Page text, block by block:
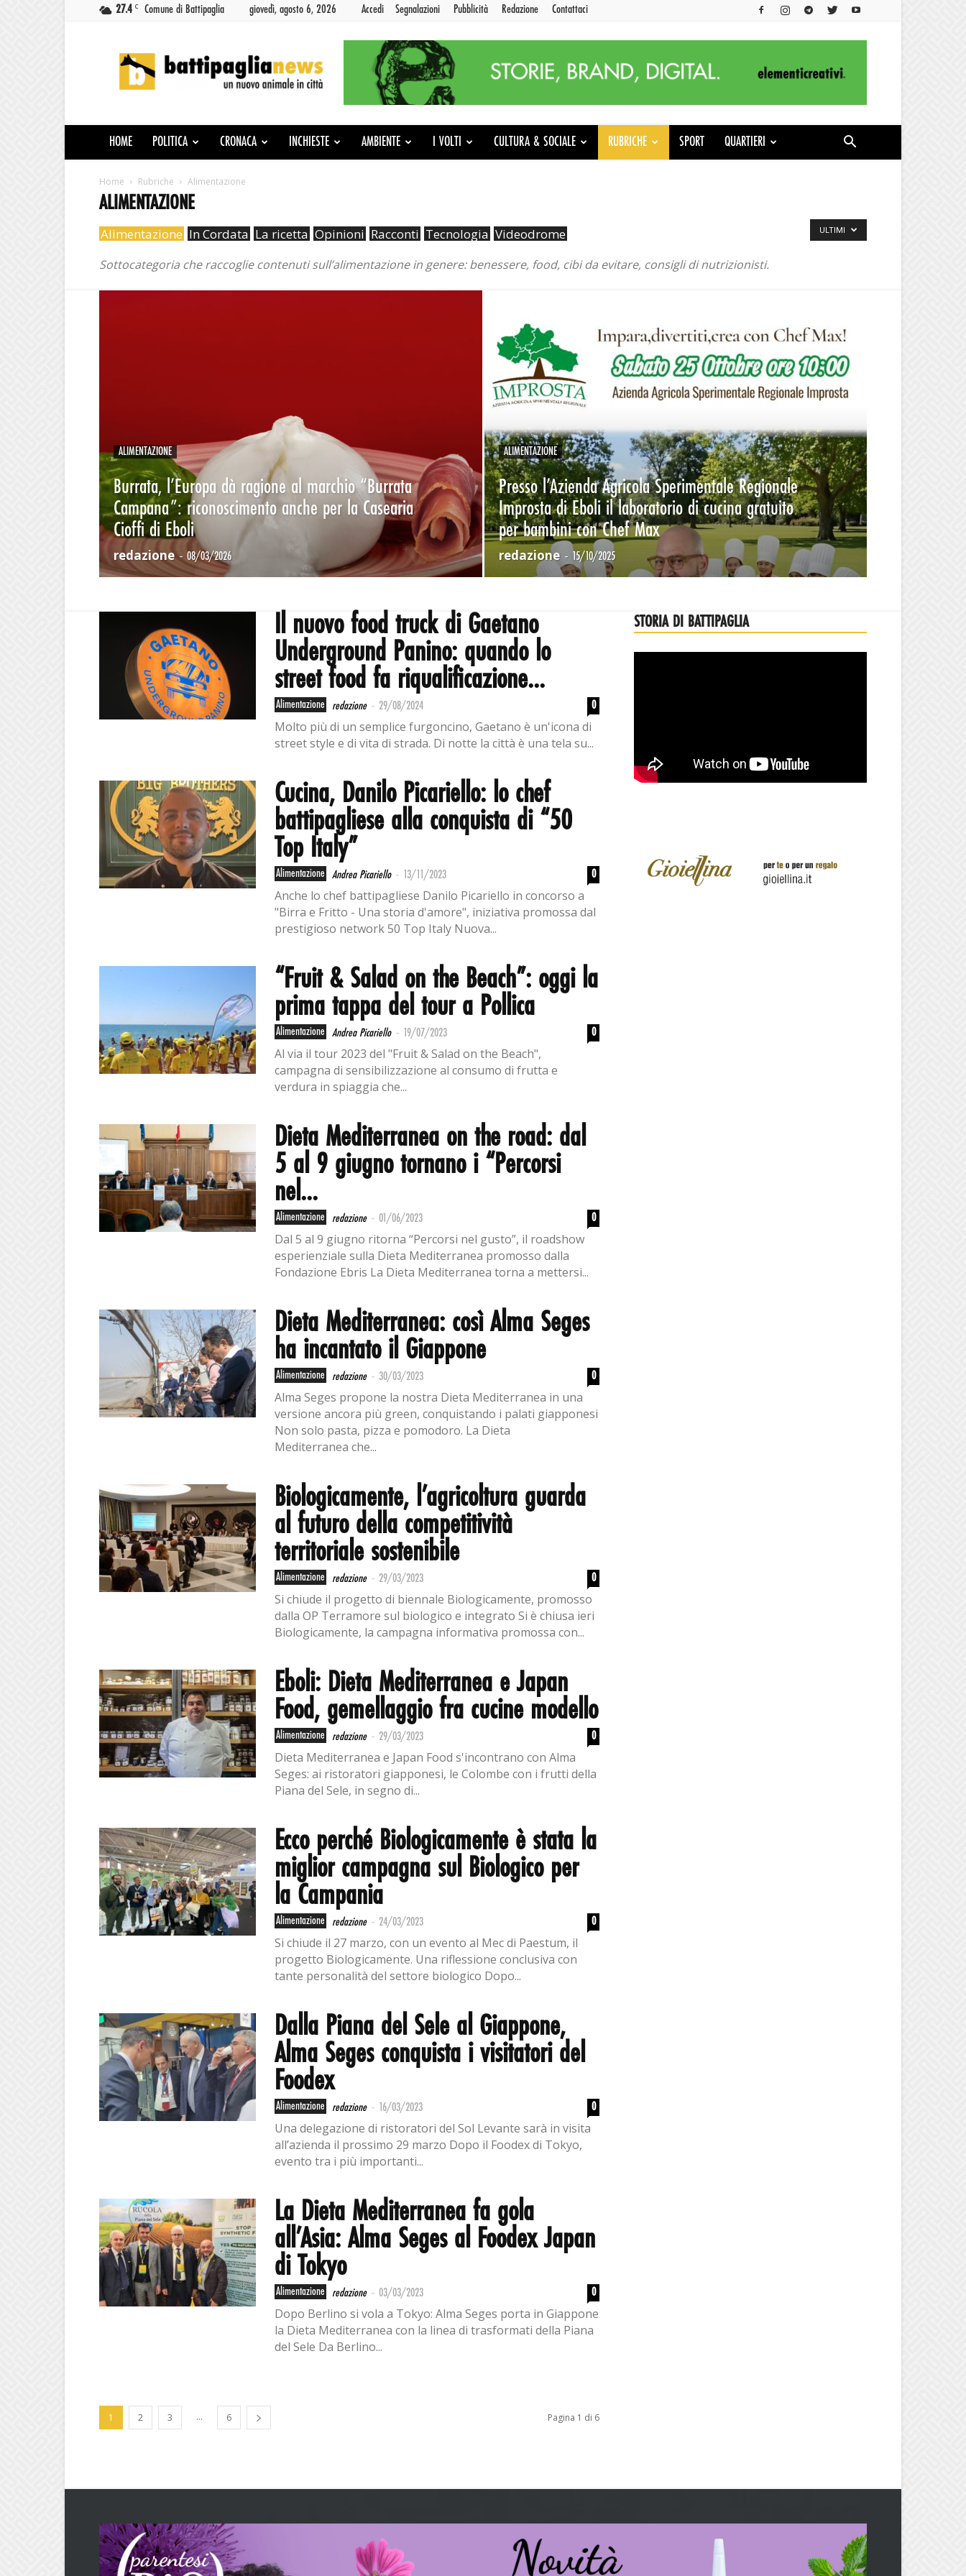
27.4 C Comune di Battipaglia giovedì, agosto 6, 2026 Accedi Segnalazioni Pubblicità Redazione Contattaci
News
HOME POLITICA CRONACA INCHIESTE AMBIENTE I VOLTI CULTURA & SOCIALE RUBRICHE SPORT QUARTIERI
Home Rubriche Alimentazione
ALIMENTAZIONE
Alimentazione In Cordata La ricetta Opinioni Racconti Tecnologia Videodrome
Sottocategoria che raccoglie contenuti sull’alimentazione in genere: benessere, food, cibi da evitare, consigli di nutrizionisti.
ULTIMI
ALIMENTAZIONE
Burrata, l’Europa dà ragione al marchio “Burrata
Campana”: riconoscimento anche per la Casearia
Cioffi di Eboli
redazione - 08/03/2026
ALIMENTAZIONE
Presso l’Azienda Agricola Sperimentale Regionale
Improsta di Eboli il laboratorio di cucina gratuito
per bambini con Chef Max
redazione - 15/10/2025
Il nuovo food truck di Gaetano
Underground Panino: quando lo
street food fa riqualificazione...
Alimentazione redazione - 29/08/2024 0
Molto più di un semplice furgoncino, Gaetano è un'icona di
street style e di vita di strada. Di notte la città è una tela su...
Cucina, Danilo Picariello: lo chef
battipagliese alla conquista di “50
Top Italy”
Alimentazione Andrea Picariello - 13/11/2023 0
Anche lo chef battipagliese Danilo Picariello in concorso a
"Birra e Fritto - Una storia d'amore", iniziativa promossa dal
prestigioso network 50 Top Italy Nuova...
“Fruit & Salad on the Beach”: oggi la
prima tappa del tour a Pollica
Alimentazione Andrea Picariello - 19/07/2023 0
Al via il tour 2023 del "Fruit & Salad on the Beach",
campagna di sensibilizzazione al consumo di frutta e
verdura in spiaggia che...
Dieta Mediterranea on the road: dal
5 al 9 giugno tornano i “Percorsi
nel...
Alimentazione redazione - 01/06/2023 0
Dal 5 al 9 giugno ritorna “Percorsi nel gusto”, il roadshow
esperienziale sulla Dieta Mediterranea promosso dalla
Fondazione Ebris La Dieta Mediterranea torna a mettersi...
Dieta Mediterranea: così Alma Seges
ha incantato il Giappone
Alimentazione redazione - 30/03/2023 0
Alma Seges propone la nostra Dieta Mediterranea in una
versione ancora più green, conquistando i palati giapponesi
Non solo pasta, pizza e pomodoro. La Dieta
Mediterranea che...
Biologicamente, l’agricoltura guarda
al futuro della competitività
territoriale sostenibile
Alimentazione redazione - 29/03/2023 0
Si chiude il progetto di biennale Biologicamente, promosso
dalla OP Terramore sul biologico e integrato Si è chiusa ieri
Biologicamente, la campagna informativa promossa con...
Eboli: Dieta Mediterranea e Japan
Food, gemellaggio fra cucine modello
Alimentazione redazione - 29/03/2023 0
Dieta Mediterranea e Japan Food s'incontrano con Alma
Seges: ai ristoratori giapponesi, le Colombe con i frutti della
Piana del Sele, in segno di...
Ecco perché Biologicamente è stata la
miglior campagna sul Biologico per
la Campania
Alimentazione redazione - 24/03/2023 0
Si chiude il 27 marzo, con un evento al Mec di Paestum, il
progetto Biologicamente. Una riflessione conclusiva con
tante personalità del settore biologico Dopo...
Dalla Piana del Sele al Giappone,
Alma Seges conquista i visitatori del
Foodex
Alimentazione redazione - 16/03/2023 0
Una delegazione di ristoratori del Sol Levante sarà in visita
all’azienda il prossimo 29 marzo Dopo il Foodex di Tokyo,
evento tra i più importanti...
La Dieta Mediterranea fa gola
all’Asia: Alma Seges al Foodex Japan
di Tokyo
Alimentazione redazione - 03/03/2023 0
Dopo Berlino si vola a Tokyo: Alma Seges porta in Giappone
la Dieta Mediterranea con la linea di trasformati della Piana
del Sele Da Berlino...
1 2 3 ... 6 Pagina 1 di 6
STORIA DI BATTIPAGLIA